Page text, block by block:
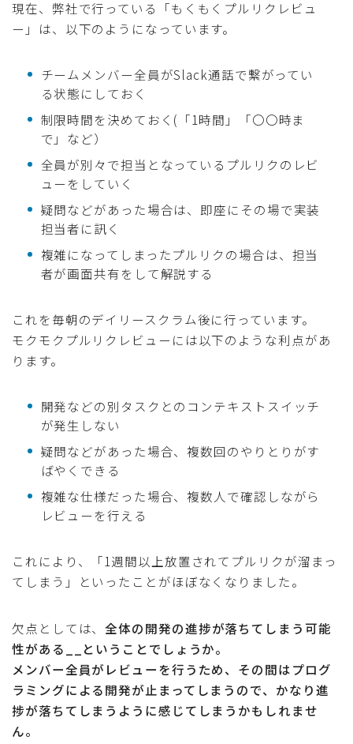
現在、弊社で行っている「もくもくプルリクレビュ
ー」は、以下のようになっています。
チームメンバー全員がSlack通話で繋がってい
る状態にしておく
制限時間を決めておく(「1時間」「〇〇時ま
で」など）
全員が別々で担当となっているプルリクのレビ
ューをしていく
疑問などがあった場合は、即座にその場で実装
担当者に訊く
複雑になってしまったプルリクの場合は、担当
者が画面共有をして解説する
これを毎朝のデイリースクラム後に行っています。
モクモクプルリクレビューには以下のような利点があ
ります。
開発などの別タスクとのコンテキストスイッチ
が発生しない
疑問などがあった場合、複数回のやりとりがす
ばやくできる
複雑な仕様だった場合、複数人で確認しながら
レビューを行える
これにより、「1週間以上放置されてプルリクが溜まっ
てしまう」といったことがほぼなくなりました。
欠点としては、全体の開発の進捗が落ちてしまう可能
性がある__ということでしょうか。
メンバー全員がレビューを行うため、その間はプログ
ラミングによる開発が止まってしまうので、かなり進
捗が落ちてしまうように感じてしまうかもしれませ
ん。